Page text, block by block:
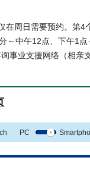
周日需要预约。第4
～中午12点、下午1点
事业支援网络（相亲
PC